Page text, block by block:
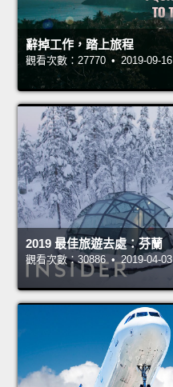
辭掉工作，踏上旅程
觀看次數：27770 • 2019-09-16
2019 最佳旅遊去處：芬蘭
觀看次數：30886 • 2019-04-03